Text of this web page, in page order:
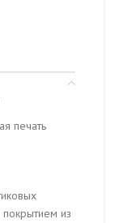
печать
из